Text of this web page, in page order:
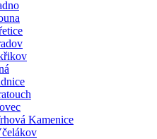
Kamenice